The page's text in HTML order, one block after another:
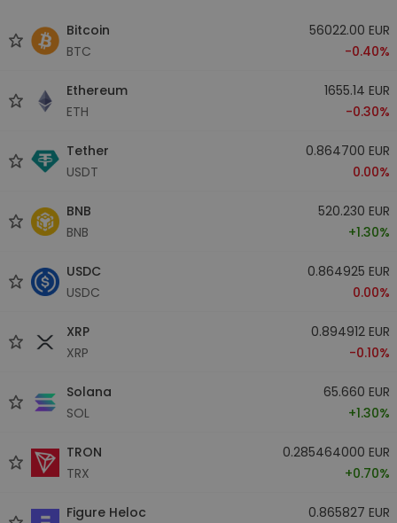
Bitcoin
BTC
56022.00 EUR
-0.40%
Ethereum
ETH
1655.14 EUR
-0.30%
Tether
USDT
0.864700 EUR
0.00%
BNB
BNB
520.230 EUR
+1.30%
USDC
USDC
0.864925 EUR
0.00%
XRP
XRP
0.894912 EUR
-0.10%
Solana
SOL
65.660 EUR
+1.30%
TRON
TRX
0.285464000 EUR
+0.70%
Figure Heloc
0.865827 EUR